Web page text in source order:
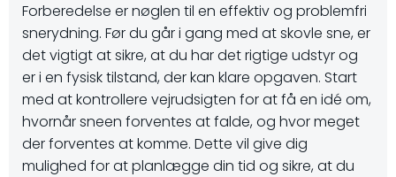
Forberedelse er nøglen til en effektiv og problemfri
snerydning. Før du går i gang med at skovle sne, er
det vigtigt at sikre, at du har det rigtige udstyr og
er i en fysisk tilstand, der kan klare opgaven. Start
med at kontrollere vejrudsigten for at få en idé om,
hvornår sneen forventes at falde, og hvor meget
der forventes at komme. Dette vil give dig
mulighed for at planlægge din tid og sikre, at du